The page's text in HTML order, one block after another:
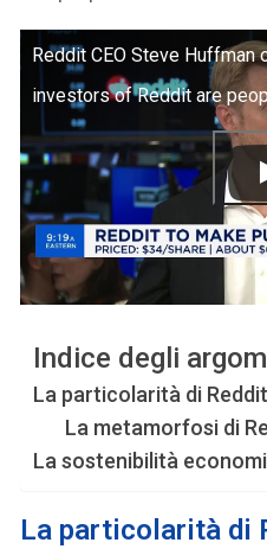
Reddit CEO Steve Huffman
investors of Reddit are
Indice degli
La particolarità di Reddit
La metamorfosi di
La sostenibilità
La particolarità di